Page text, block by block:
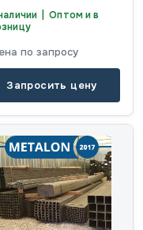
| Оптом и в
по запросу
Запросить цену